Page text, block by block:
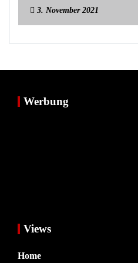
3. November 2021
Werbung
Views
Home